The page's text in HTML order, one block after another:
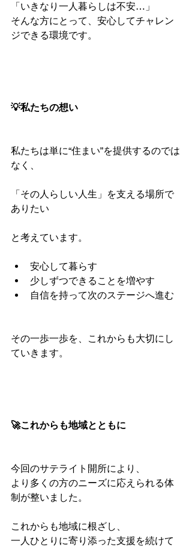
「いきなり一人暮らしは不安…」
そんな方にとって、安心してチャレン
ジできる環境です。
💡私たちの想い
私たちは単に“住まい”を提供するのでは
なく、
「その人らしい人生」を支える場所で
ありたい
と考えています。
安心して暮らす
少しずつできることを増やす
自信を持って次のステージへ進む
その一歩一歩を、これからも大切にし
ていきます。
🚀これからも地域とともに
今回のサテライト開所により、
より多くの方のニーズに応えられる体
制が整いました。
これからも地域に根ざし、
一人ひとりに寄り添った支援を続けて